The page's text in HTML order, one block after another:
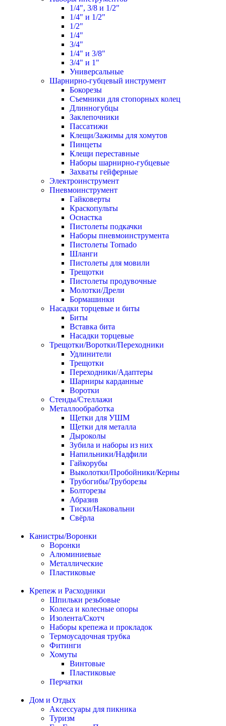
1/4", 3/8 и 1/2"
1/4" и 1/2"
1/2"
1/4"
3/4"
1/4" и 3/8"
3/4" и 1"
Универсальные
Шарнирно-губцевый инструмент
Бокорезы
Съемники для стопорных колец
Длинногубцы
Заклепочники
Пассатижи
Клещи/Зажимы для хомутов
Пинцеты
Клещи переставные
Наборы шарнирно-губцевые
Захваты гейферные
Электроинструмент
Пневмоинструмент
Гайковерты
Краскопульты
Оснастка
Пистолеты подкачки
Наборы пневмоинструмента
Пистолеты Tornado
Шланги
Пистолеты для мовили
Трещотки
Пистолеты продувочные
Молотки/Дрели
Бормашинки
Насадки торцевые и биты
Биты
Вставка бита
Насадки торцевые
Трещотки/Воротки/Переходники
Удлинители
Трещотки
Переходники/Адаптеры
Шарниры карданные
Воротки
Стенды/Стеллажи
Металлообработка
Щетки для УШМ
Щетки для металла
Дыроколы
Зубила и наборы из них
Напильники/Надфили
Гайкорубы
Выколотки/Пробойники/Керны
Трубогибы/Труборезы
Болторезы
Абразив
Тиски/Наковальни
Свёрла
Канистры/Воронки
Воронки
Алюминиевые
Металлические
Пластиковые
Крепеж и Расходники
Шпильки резьбовые
Колеса и колесные опоры
Изолента/Скотч
Наборы крепежа и прокладок
Термоусадочная трубка
Фитинги
Хомуты
Винтовые
Пластиковые
Перчатки
Дом и Отдых
Аксессуары для пикника
Туризм